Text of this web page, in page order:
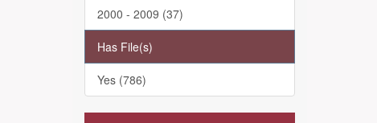
2000 - 2009 (37)
Has File(s)
Yes (786)